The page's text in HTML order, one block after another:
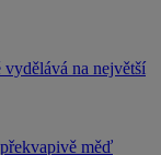
na největší
měď